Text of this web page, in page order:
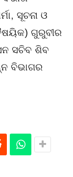
ସୂଚନା ଓ
ଗୁରୁବୀର
ସଚିବ ଶିବ
ବିଭାଗର